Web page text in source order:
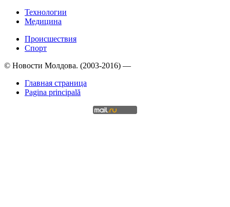
Технологии
Медицина
Происшествия
Спорт
© Новости Молдова. (2003-2016) —
Главная страница
Pagina principală